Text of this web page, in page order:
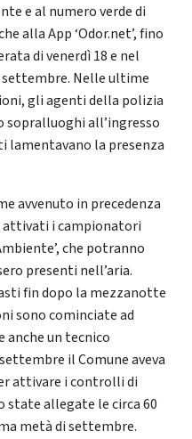
e al numero verde di
alla App ‘Odor.net’, fino
di venerdì 18 e nel
Nelle ultime
gli agenti della polizia
sopralluoghi all’ingresso
lamentavano la presenza
avvenuto in precedenza
attivati i campionatori
che potranno
presenti nell’aria.
fin dopo la mezzanotte
sono cominciate ad
anche un tecnico
il Comune aveva
attivare i controlli di
allegate le circa 60
metà di settembre.